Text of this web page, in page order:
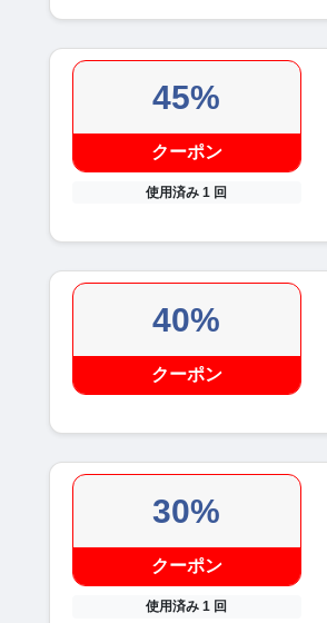
45%
クーポン
使用済み 1 回
40%
クーポン
30%
クーポン
使用済み 1 回